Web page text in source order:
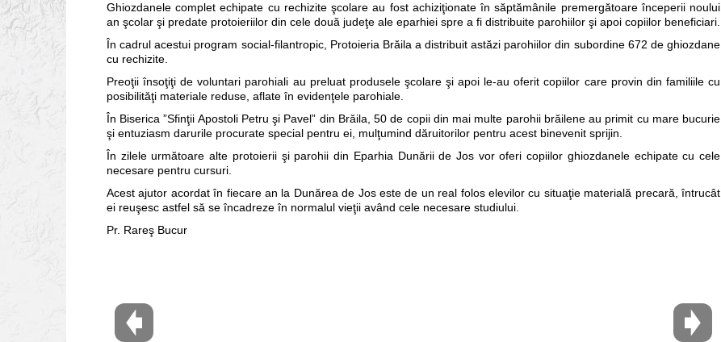
Ghiozdanele complet echipate cu rechizite şcolare au fost achiziţionate în săptămânile premergătoare începerii noului
an şcolar şi predate protoieriilor din cele două judeţe ale eparhiei spre a fi distribuite parohiilor şi apoi copiilor beneficiari.
În cadrul acestui program social-filantropic, Protoieria Brăila a distribuit astăzi parohiilor din subordine 672 de ghiozdane
cu rechizite.
Preoţii însoţiţi de voluntari parohiali au preluat produsele şcolare şi apoi le-au oferit copiilor care provin din familiile cu
posibilităţi materiale reduse, aflate în evidenţele parohiale.
În Biserica ”Sfinţii Apostoli Petru şi Pavel” din Brăila, 50 de copii din mai multe parohii brăilene au primit cu mare bucurie
şi entuziasm darurile procurate special pentru ei, mulţumind dăruitorilor pentru acest binevenit sprijin.
În zilele următoare alte protoierii şi parohii din Eparhia Dunării de Jos vor oferi copiilor ghiozdanele echipate cu cele
necesare pentru cursuri.
Acest ajutor acordat în fiecare an la Dunărea de Jos este de un real folos elevilor cu situaţie materială precară, întrucât
ei reuşesc astfel să se încadreze în normalul vieţii având cele necesare studiului.
Pr. Rareş Bucur